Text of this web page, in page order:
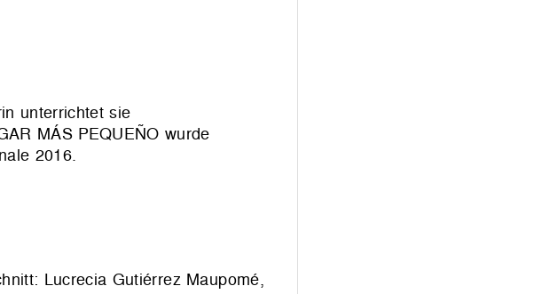
unterrichtet sie
MÁS PEQUEÑO wurde
2016.
Lucrecia Gutiérrez Maupomé,